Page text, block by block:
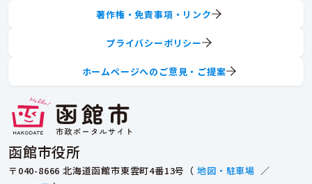
函館市役所
〒040-8666 北海道函館市東雲町4番13号（ 地図・駐車場 ／
著作権・免責事項・リンク
プライバシーポリシー
ホームページへのご意見・ご提案